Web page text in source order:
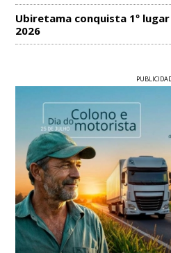
Ubiretama conquista 1º
2026